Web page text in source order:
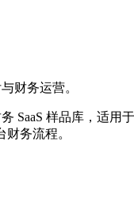
财务运营。
SaaS 样品库，适用
务流程。